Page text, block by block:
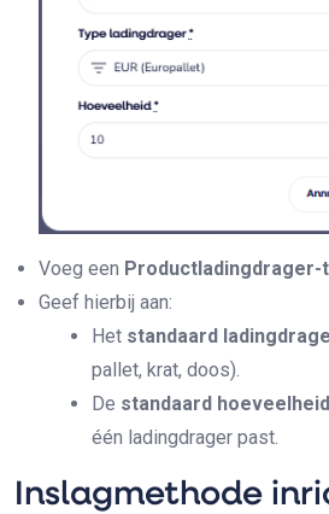
Voeg een Productladingdrager-
Geef hierbij aan:
Het standaard
pallet, krat, doos).
De standaard hoeveelheid
één ladingdrager past.
Inslagmethode